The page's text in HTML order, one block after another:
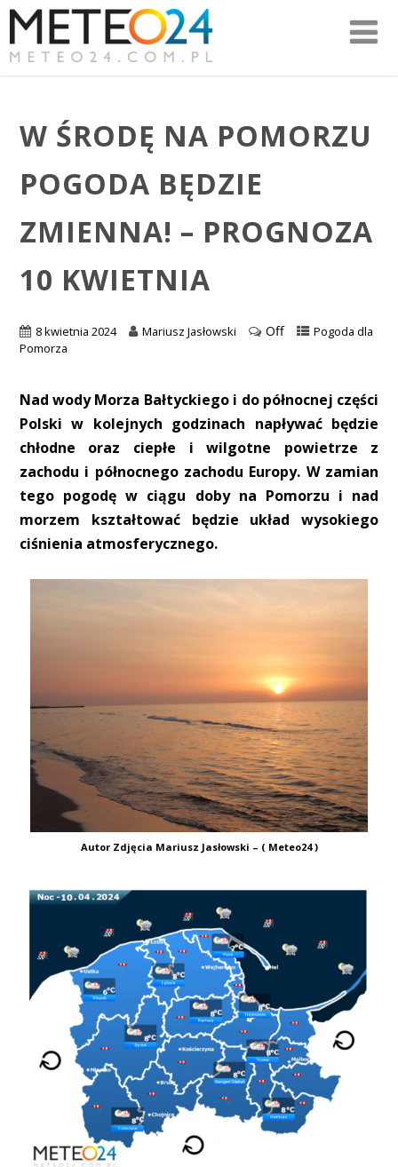
W ŚRODĘ NA POMORZU
POGODA BĘDZIE
ZMIENNA! – PROGNOZA
10 KWIETNIA
8 kwietnia 2024 Mariusz Jasłowski Off
Pogoda dla
Pomorza
Nad wody Morza Bałtyckiego i do północnej części
Polski w kolejnych godzinach napływać będzie
chłodne oraz ciepłe i wilgotne powietrze z
zachodu i północnego zachodu Europy. W zamian
tego pogodę w ciągu doby na Pomorzu i nad
morzem kształtować będzie układ wysokiego
ciśnienia atmosferycznego.
Autor Zdjęcia Mariusz Jasłowski – ( Meteo24 )